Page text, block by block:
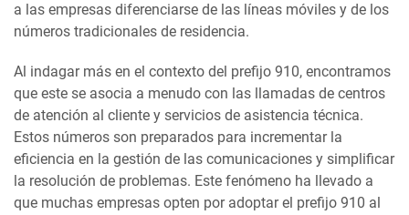
a las empresas diferenciarse de las líneas móviles y de los
números tradicionales de residencia.
Al indagar más en el contexto del prefijo 910, encontramos
que este se asocia a menudo con las llamadas de centros
de atención al cliente y servicios de asistencia técnica.
Estos números son preparados para incrementar la
eficiencia en la gestión de las comunicaciones y simplificar
la resolución de problemas. Este fenómeno ha llevado a
que muchas empresas opten por adoptar el prefijo 910 al